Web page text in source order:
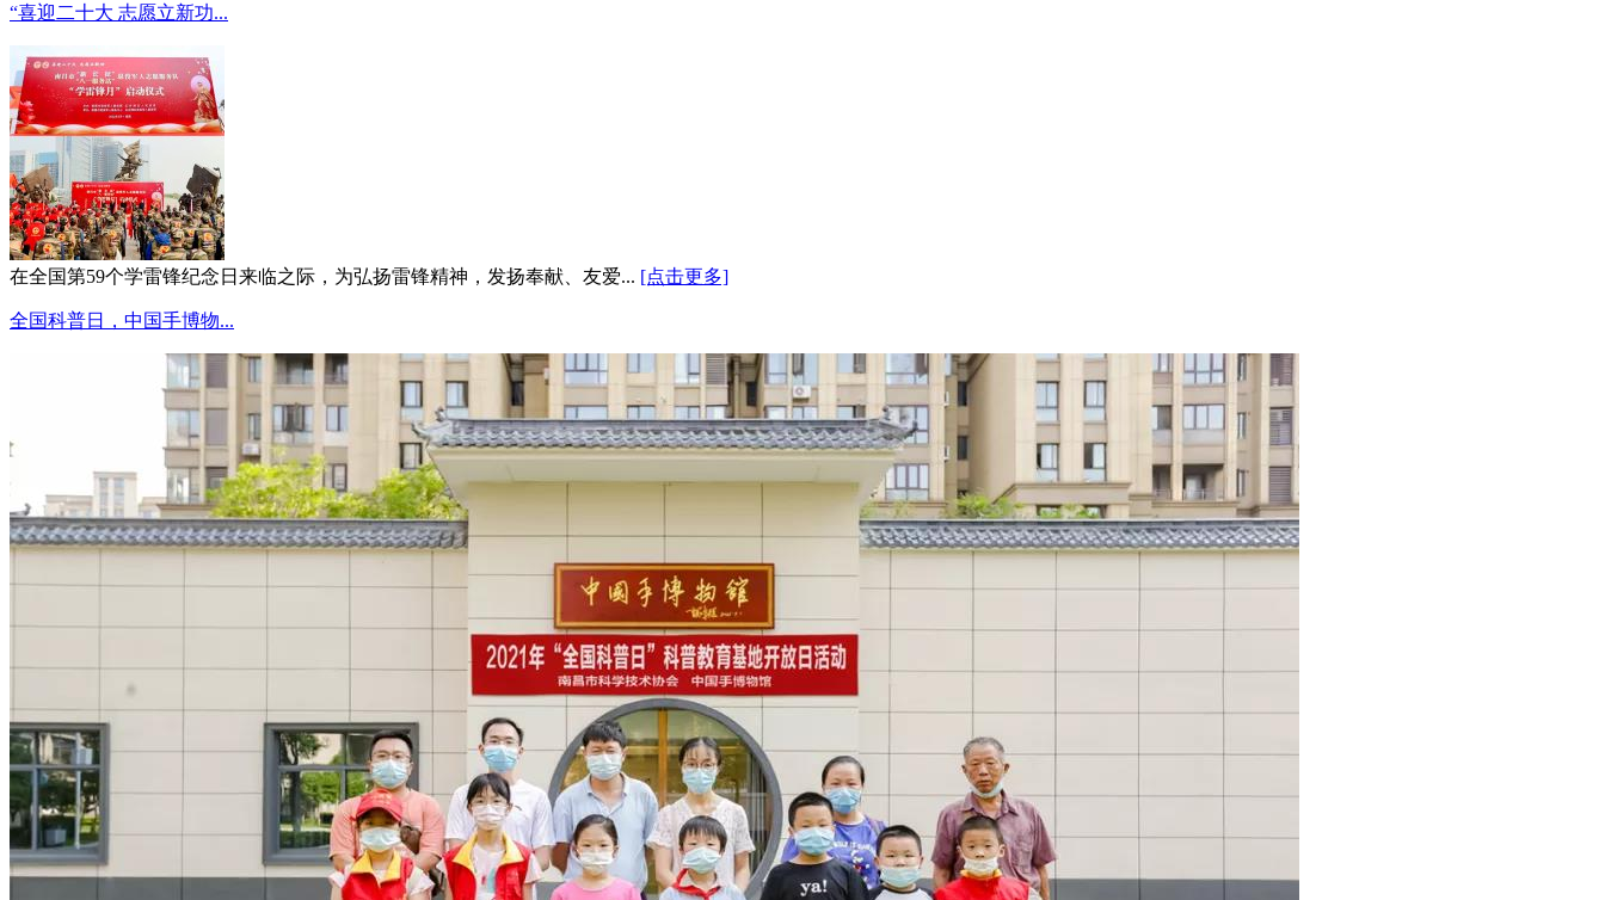
“喜迎二十大 志愿立新功...
在全国第59个学雷锋纪念日来临之际，为弘扬雷锋精神，发扬奉献、友爱... [点击更多]
全国科普日，中国手博物...